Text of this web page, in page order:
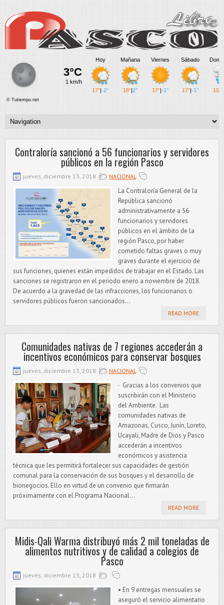
Contraloría sancionó a 56 funcionarios y servidores
públicos en la región Pasco
jueves, diciembre 13, 2018 NACIONAL
La Contraloría General de la
República sancionó
administrativamente a 56
funcionarios y servidores
públicos en el ámbito de la
región Pasco, por haber
cometido faltas graves o muy
graves durante el ejercicio de
sus funciones, quienes están impedidos de trabajar en el Estado. Las
sanciones se registraron en el periodo enero a noviembre de 2018.
De acuerdo a la gravedad de las infracciones, los funcionarios o
servidores públicos fueron sancionados...
READ MORE
Comunidades nativas de 7 regiones accederán a
incentivos económicos para conservar bosques
jueves, diciembre 13, 2018 NACIONAL
· Gracias a los convenios que
suscribirán con el Ministerio
del Ambiente. Las
comunidades nativas de
Amazonas, Cusco, Junín, Loreto,
Ucayali, Madre de Dios y Pasco
accederán a incentivos
económicos y asistencia
técnica que les permitirá fortalecer sus capacidades de gestión
comunal para la conservación de sus bosques y el desarrollo de
bionegocios. Ello en virtud de un convenio que firmarán
próximamente con el Programa Nacional...
READ MORE
Midis-Qali Warma distribuyó más 2 mil toneladas de
alimentos nutritivos y de calidad a colegios de
Pasco
jueves, diciembre 13, 2018
• En 9 entregas mensuales se
aseguró el servicio alimentario